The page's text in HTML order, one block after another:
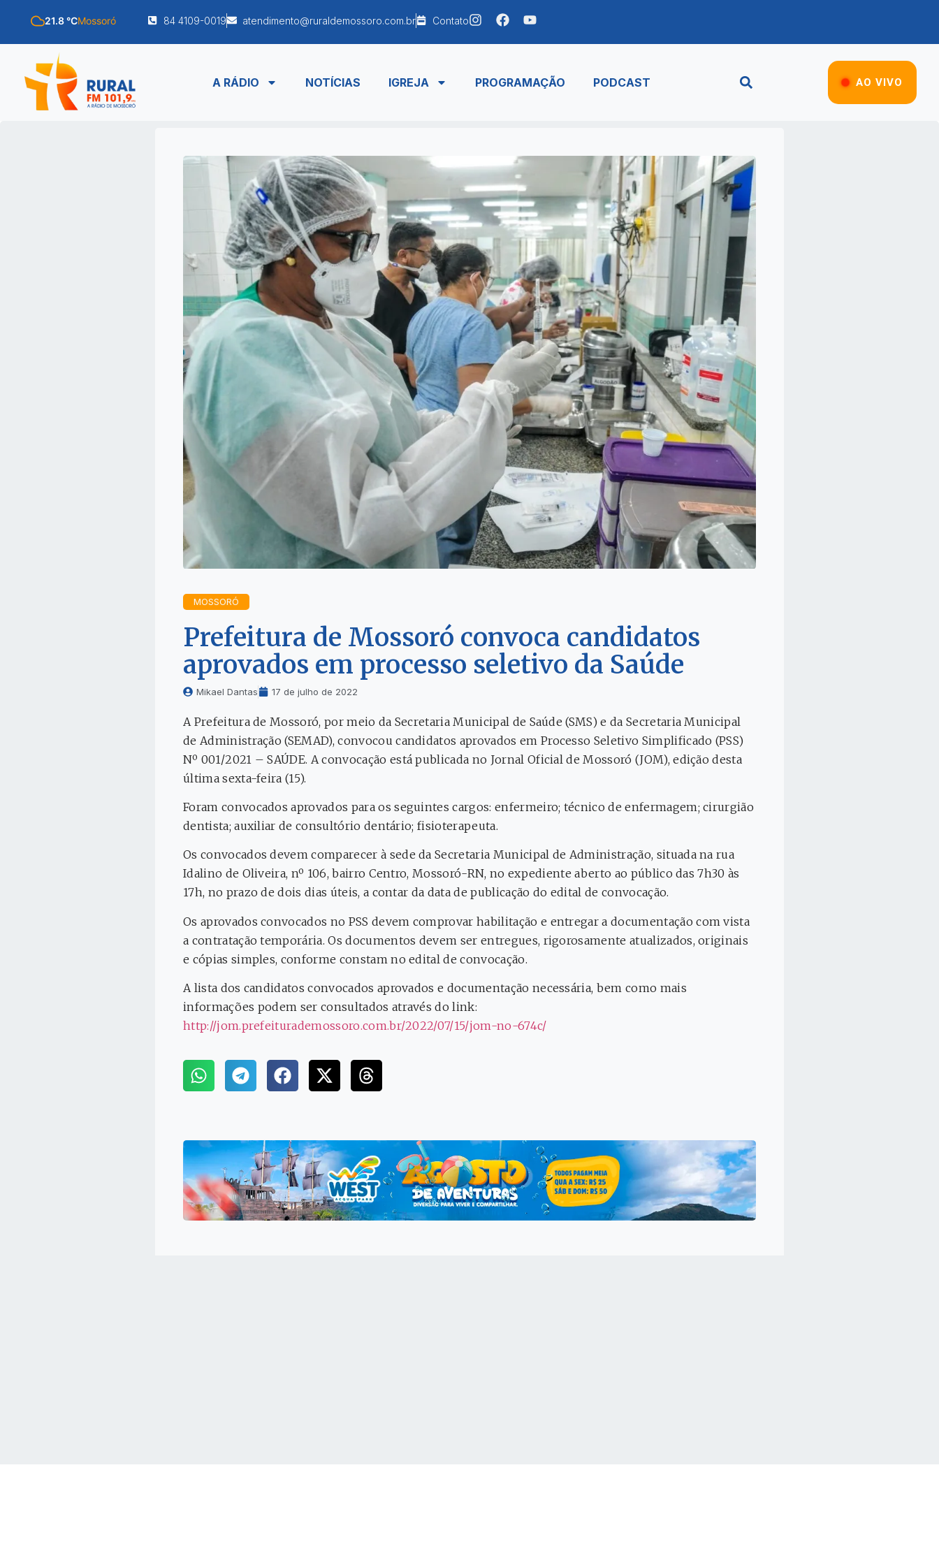
21.8 °CMossoró 84 4109-0019 atendimento@ruraldemossoro.com.br Contato
A RÁDIO NOTÍCIAS IGREJA PROGRAMAÇÃO PODCAST AO VIVO
MOSSORÓ
Prefeitura de Mossoró convoca candidatos
aprovados em processo seletivo da Saúde
Mikael Dantas 17 de julho de 2022
A Prefeitura de Mossoró, por meio da Secretaria Municipal de Saúde (SMS) e da Secretaria Municipal
de Administração (SEMAD), convocou candidatos aprovados em Processo Seletivo Simplificado (PSS)
Nº 001/2021 – SAÚDE. A convocação está publicada no Jornal Oficial de Mossoró (JOM), edição desta
última sexta-feira (15).
Foram convocados aprovados para os seguintes cargos: enfermeiro; técnico de enfermagem; cirurgião
dentista; auxiliar de consultório dentário; fisioterapeuta.
Os convocados devem comparecer à sede da Secretaria Municipal de Administração, situada na rua
Idalino de Oliveira, nº 106, bairro Centro, Mossoró-RN, no expediente aberto ao público das 7h30 às
17h, no prazo de dois dias úteis, a contar da data de publicação do edital de convocação.
Os aprovados convocados no PSS devem comprovar habilitação e entregar a documentação com vista
a contratação temporária. Os documentos devem ser entregues, rigorosamente atualizados, originais
e cópias simples, conforme constam no edital de convocação.
A lista dos candidatos convocados aprovados e documentação necessária, bem como mais
informações podem ser consultados através do link:
http://jom.prefeiturademossoro.com.br/2022/07/15/jom-no-674c/